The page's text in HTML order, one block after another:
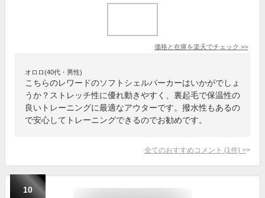
価格と在庫を楽天でチェック >>
オロロ(40代・男性)
こちらのレワードのソフトシェルパーカーはいかがでしょ
うか？ストレッチ性に優れ動きやすく、裏起毛で保温性の
良いトレーニングに最適なアウターです。撥水性もあるの
で安心してトレーニングできるのでお勧めです。
全てのおすすめコメント (1 件) >
10